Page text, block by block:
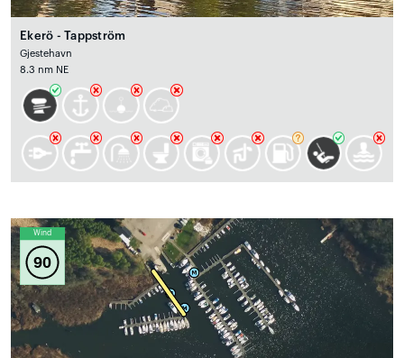
Ekerö - Tappström
Gjestehavn
8.3 nm NE
Wind
90